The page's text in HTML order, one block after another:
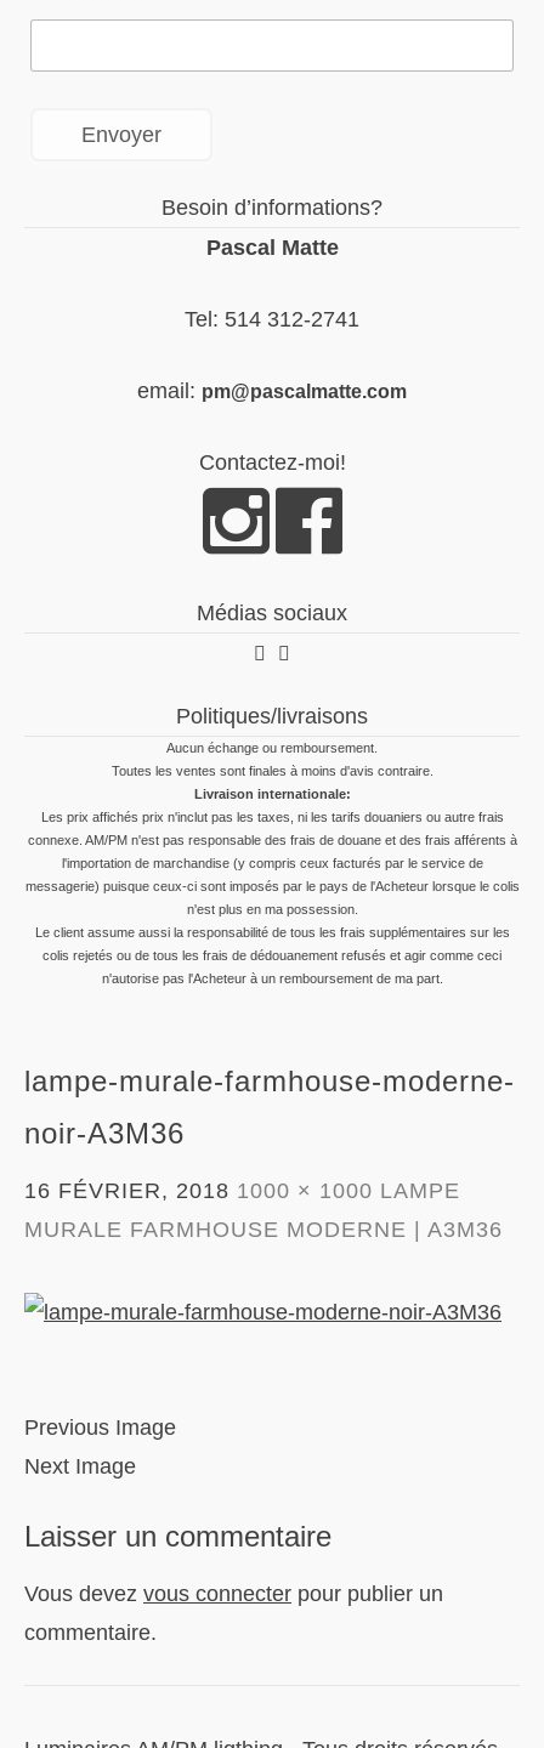
Besoin d’informations?
Pascal Matte
Tel: 514 312-2741
email: pm@pascalmatte.com
Contactez-moi!
Médias sociaux
Politiques/livraisons
Aucun échange ou remboursement.
Toutes les ventes sont finales à moins d'avis contraire.
Livraison internationale:
Les prix affichés prix n'inclut pas les taxes, ni les tarifs douaniers ou autre frais
connexe. AM/PM n'est pas responsable des frais de douane et des frais afférents à
l'importation de marchandise (y compris ceux facturés par le service de
messagerie) puisque ceux-ci sont imposés par le pays de l'Acheteur lorsque le colis
n'est plus en ma possession.
Le client assume aussi la responsabilité de tous les frais supplémentaires sur les
colis rejetés ou de tous les frais de dédouanement refusés et agir comme ceci
n'autorise pas l'Acheteur à un remboursement de ma part.
lampe-murale-farmhouse-moderne-
noir-A3M36
16 FÉVRIER, 2018 1000 × 1000 LAMPE
MURALE FARMHOUSE MODERNE | A3M36
Previous Image
Next Image
Laisser un commentaire
Vous devez vous connecter pour publier un
commentaire.